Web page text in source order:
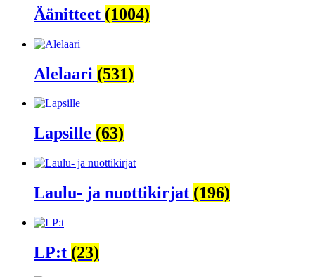
Äänitteet (1004)
Alelaari (531)
Lapsille (63)
Laulu- ja nuottikirjat (196)
LP:t (23)